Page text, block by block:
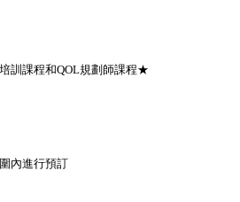
訓課程和QOL規劃師課程★
內進行預訂